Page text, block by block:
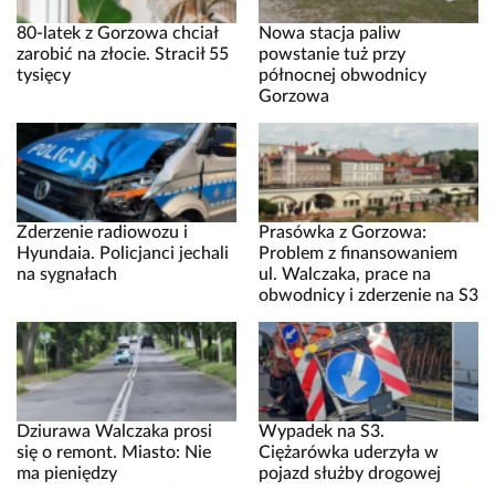
80-latek z Gorzowa chciał
zarobić na złocie. Stracił 55
tysięcy
Nowa stacja paliw
powstanie tuż przy
północnej obwodnicy
Gorzowa
Zderzenie radiowozu i
Hyundaia. Policjanci jechali
na sygnałach
Prasówka z Gorzowa:
Problem z finansowaniem
ul. Walczaka, prace na
obwodnicy i zderzenie na S3
Dziurawa Walczaka prosi
się o remont. Miasto: Nie
ma pieniędzy
Wypadek na S3.
Ciężarówka uderzyła w
pojazd służby drogowej